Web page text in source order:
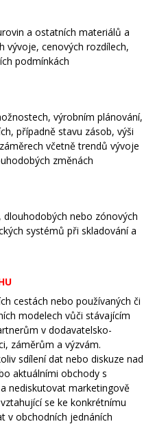
a ostatních materiálů a
vývoje, cenových rozdílech,
podmínkách
výrobním plánování,
případně stavu zásob, výši
včetně trendů vývoje
změnách
dlouhodobých nebo zónových
systémů při skladování a
cestách nebo používaných či
modelech vůči stávajícím
v dodavatelsko-
záměrům a výzvám.
sdílení dat nebo diskuze nad
aktuálními obchody s
nediskutovat marketingově
se ke konkrétnímu
v obchodních jednáních